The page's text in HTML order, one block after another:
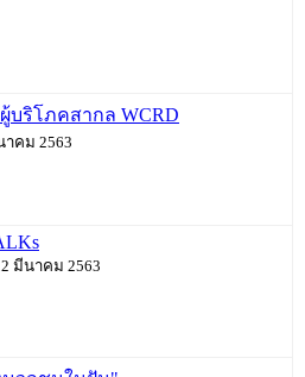
บริโภคสากล WCRD
าคม 2563
มีนาคม 2563